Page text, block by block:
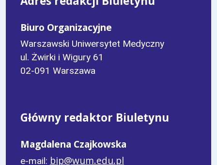
Biuro Organizacyjne
Warszawski Uniwersytet Medyczny
ul. Żwirki i Wigury 61
02-091 Warszawa
Główny redaktor Biuletynu
Magdalena Czajkowska
e-mail: bip@wum.edu.pl